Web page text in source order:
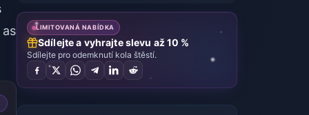
LIMITOVANÁ NABÍDKA
Sdílejte a vyhrajte slevu až 10 %
Sdílejte pro odemknutí kola štěstí.